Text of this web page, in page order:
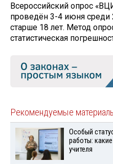
Всероссийский опрос
проведён 3-4 июня среди
старше 18 лет. Метод
статистическая
Рекомендуемые
Особый
работы:
учителя